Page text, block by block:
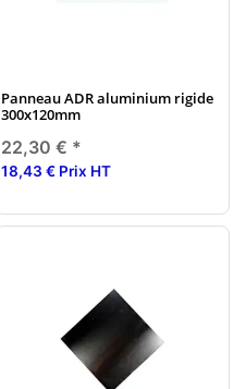
Panneau ADR aluminium rigide
300x120mm
22,30 € *
18,43 € Prix HT